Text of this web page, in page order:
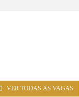
VER TODAS AS VAGAS